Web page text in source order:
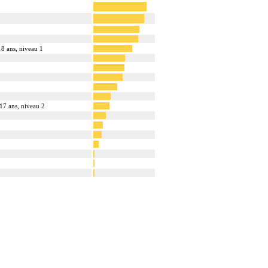
ans, niveau 1
ans, niveau 2